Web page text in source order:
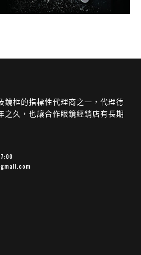
鏡框的指標性代理商之一，代理德
之久，也讓合作眼鏡經銷店有長期